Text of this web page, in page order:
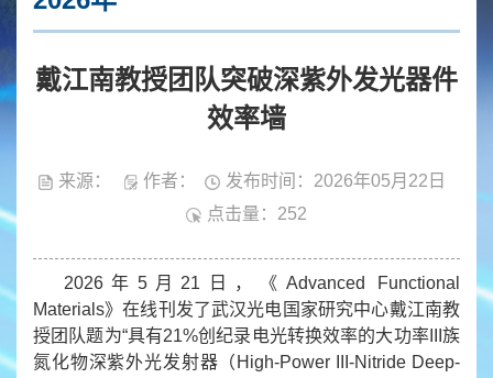
戴江南教授团队突破深紫外发光器件
效率墙
来源： 作者：
发布时间：2026年05月22日
点击量： 252
2026年5月21日，《Advanced Functional
Materials》在线刊发了武汉光电国家研究中心戴江南教
授团队题为“具有21%创纪录电光转换效率的大功率III族
氮化物深紫外光发射器（High-Power III-Nitride Deep-